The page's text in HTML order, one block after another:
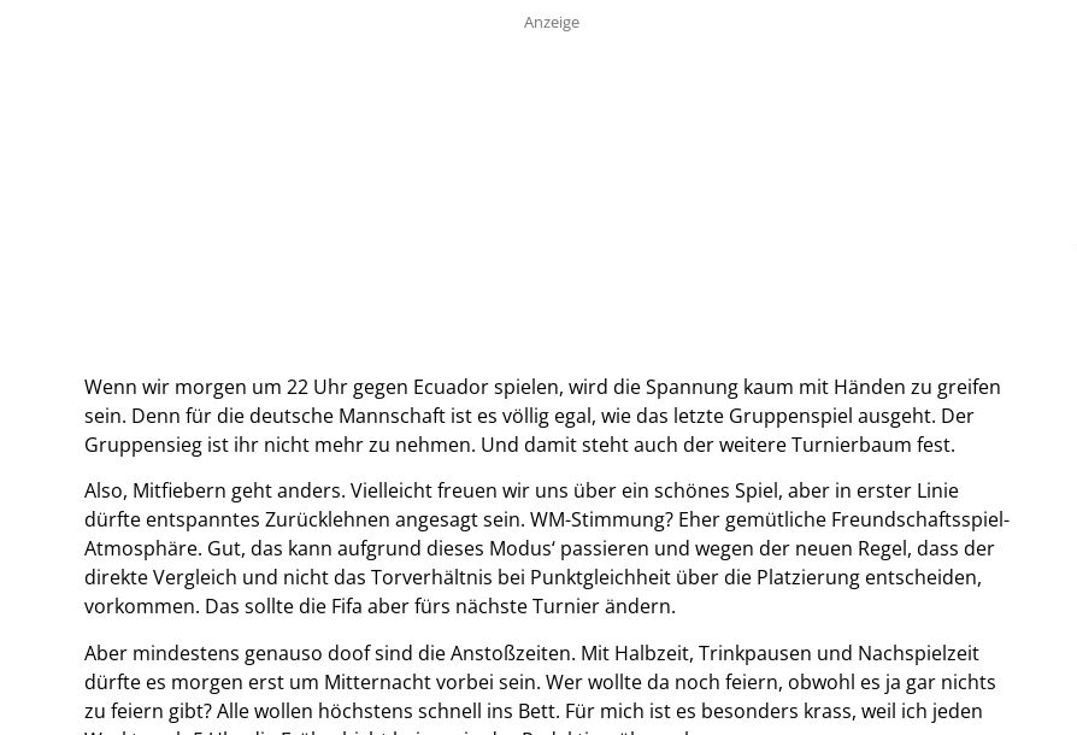
Anzeige
Wenn wir morgen um 22 Uhr gegen Ecuador spielen, wird die Spannung kaum mit Händen zu greifen
sein. Denn für die deutsche Mannschaft ist es völlig egal, wie das letzte Gruppenspiel ausgeht. Der
Gruppensieg ist ihr nicht mehr zu nehmen. Und damit steht auch der weitere Turnierbaum fest.
Also, Mitfiebern geht anders. Vielleicht freuen wir uns über ein schönes Spiel, aber in erster Linie
dürfte entspanntes Zurücklehnen angesagt sein. WM-Stimmung? Eher gemütliche Freundschaftsspiel-
Atmosphäre. Gut, das kann aufgrund dieses Modus‘ passieren und wegen der neuen Regel, dass der
direkte Vergleich und nicht das Torverhältnis bei Punktgleichheit über die Platzierung entscheiden,
vorkommen. Das sollte die Fifa aber fürs nächste Turnier ändern.
Aber mindestens genauso doof sind die Anstoßzeiten. Mit Halbzeit, Trinkpausen und Nachspielzeit
dürfte es morgen erst um Mitternacht vorbei sein. Wer wollte da noch feiern, obwohl es ja gar nichts
zu feiern gibt? Alle wollen höchstens schnell ins Bett. Für mich ist es besonders krass, weil ich jeden